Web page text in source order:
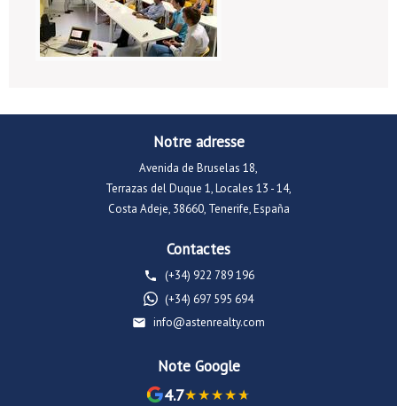
Notre adresse
Avenida de Bruselas 18,
Terrazas del Duque 1, Locales 13 - 14,
Costa Adeje, 38660, Tenerife, España
Contactes
(+34) 922 789 196
(+34) 697 595 694
info@astenrealty.com
Note Google
4.7